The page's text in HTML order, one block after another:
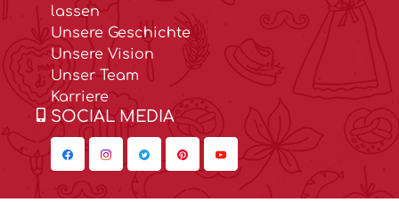
lassen
Unsere Geschichte
Unsere Vision
Unser Team
Karriere
SOCIAL MEDIA